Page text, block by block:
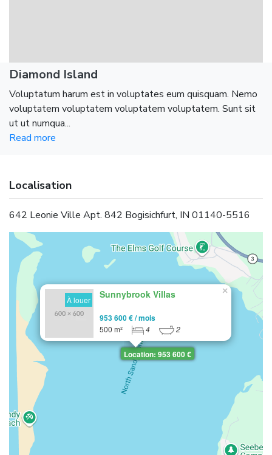
Diamond Island
Voluptatum harum est in voluptates eum quisquam. Nemo
voluptatem voluptatem voluptatem voluptatem. Sunt sit
ut ut numqua...
Read more
Localisation
642 Leonie Ville Apt. 842 Bogisichfurt, IN 01140-5516
Location: 953 600 €
À louer Sunnybrook Villas
953 600 € / mois
500 m² 4 2
×